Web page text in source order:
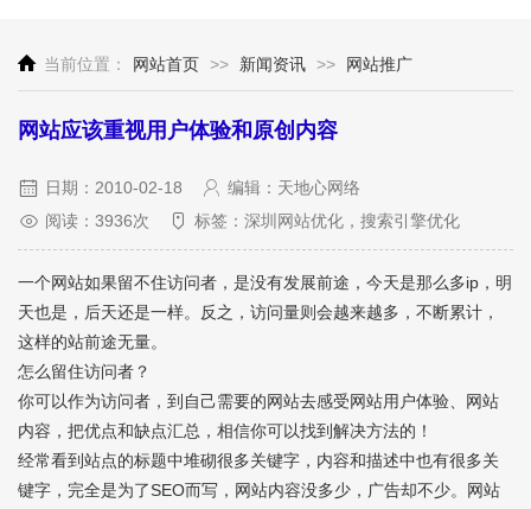
当前位置： 网站首页 >> 新闻资讯 >> 网站推广
网站应该重视用户体验和原创内容
日期：2010-02-18
编辑：天地心网络
阅读：3936次
标签：深圳网站优化，搜索引擎优化
一个网站如果留不住访问者，是没有发展前途，今天是那么多ip，明
天也是，后天还是一样。反之，访问量则会越来越多，不断累计，
这样的站前途无量。
怎么留住访问者？
你可以作为访问者，到自己需要的网站去感受网站用户体验、网站
内容，把优点和缺点汇总，相信你可以找到解决方法的！
经常看到站点的标题中堆砌很多关键字，内容和描述中也有很多关
键字，完全是为了SEO而写，网站内容没多少，广告却不少。网站